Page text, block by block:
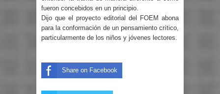
fueron concebidos en un principio.
Dijo que el proyecto editorial del FOEM abona
para la conformación de un pensamiento crítico,
particularmente de los niños y jóvenes lectores.
Share on Facebook